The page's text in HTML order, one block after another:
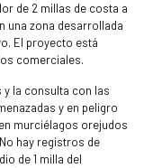
de 2 millas de costa a
una zona desarrollada
El proyecto está
comerciales.
la consulta con las
y en peligro
murciélagos orejudos
hay registros de
de 1 milla del